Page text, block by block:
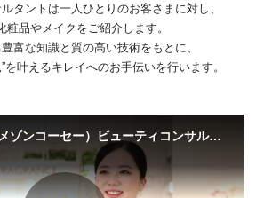
タントは一人ひとりのお客さまに対し、
粧品やメイクをご紹介します。
富な知識と質の高い技術をもとに、
を叶えるキレイへのお手伝いを行います。